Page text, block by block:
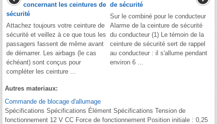
concernant les ceintures de
sécurité
Attachez toujours votre ceinture de
sécurité et veillez à ce que tous les
passagers fassent de même avant
de démarrer. Les airbags (le cas
échéant) sont conçus pour
compléter les ceinture ...
de sécurité
Sur le combiné pour le conducteur
Alarme de la ceinture de sécurité
du conducteur (1) Le témoin de la
ceinture de sécurité sert de rappel
au conducteur : il s'allume pendant
environ 6 ...
Autres materiaux:
Commande de blocage d′allumage
Spécifications Spécifications Élément Spécifications Tension de
fonctionnement 12 V CC Force de fonctionnement Position initiale : 0,25